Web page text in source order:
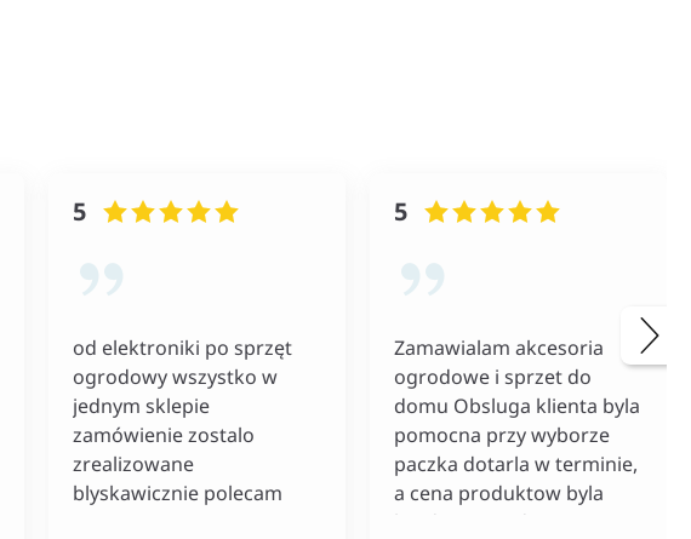
5
od elektroniki po sprzęt
ogrodowy wszystko w
jednym sklepie
zamówienie zostalo
zrealizowane
blyskawicznie polecam
5
Zamawialam akcesoria
ogrodowe i sprzet do
domu Obsluga klienta byla
pomocna przy wyborze
paczka dotarla w terminie,
a cena produktow byla
bardzo rozsadna